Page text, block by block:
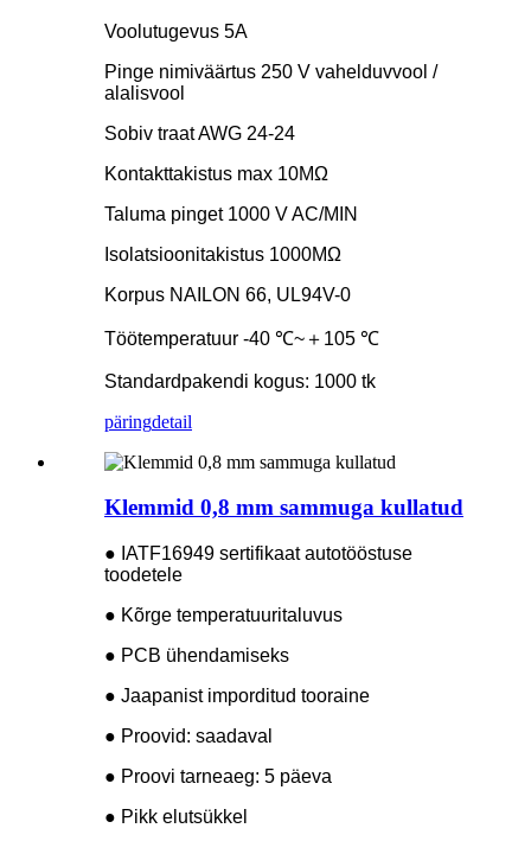
Voolutugevus 5A
Pinge nimiväärtus 250 V vahelduvvool /
alalisvool
Sobiv traat AWG 24-24
Kontakttakistus max 10MΩ
Taluma pinget 1000 V AC/MIN
Isolatsioonitakistus 1000MΩ
Korpus NAILON 66, UL94V-0
Töötemperatuur -40 ℃~＋105 ℃
Standardpakendi kogus: 1000 tk
päringdetail
Klemmid 0,8 mm sammuga kullatud
● IATF16949 sertifikaat autotööstuse
toodetele
● Kõrge temperatuuritaluvus
● PCB ühendamiseks
● Jaapanist imporditud tooraine
● Proovid: saadaval
● Proovi tarneaeg: 5 päeva
● Pikk elutsükkel